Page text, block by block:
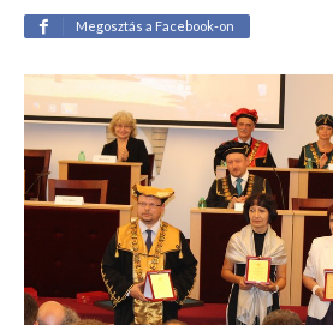
Megosztás a Facebook-on